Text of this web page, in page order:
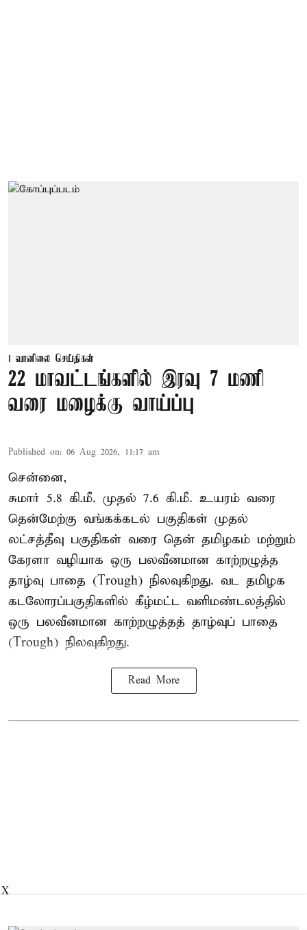
வானிலை செய்திகள்
22 மாவட்டங்களில் இரவு 7 மணி
வரை மழைக்கு வாய்ப்பு
Published on: 06 Aug 2026, 11:17 am
சென்னை,
சுமார் 5.8 கி.மீ. முதல் 7.6 கி.மீ. உயரம் வரை
தென்மேற்கு வங்கக்கடல் பகுதிகள் முதல்
லட்சத்தீவு பகுதிகள் வரை தென் தமிழகம் மற்றும்
கேரளா வழியாக ஒரு பலவீனமான காற்றழுத்த
தாழ்வு பாதை (Trough) நிலவுகிறது. வட தமிழக
கடலோரப்பகுதிகளில் கீழ்மட்ட வளிமண்டலத்தில்
ஒரு பலவீனமான காற்றழுத்தத் தாழ்வுப் பாதை
(Trough) நிலவுகிறது.
Read More
X